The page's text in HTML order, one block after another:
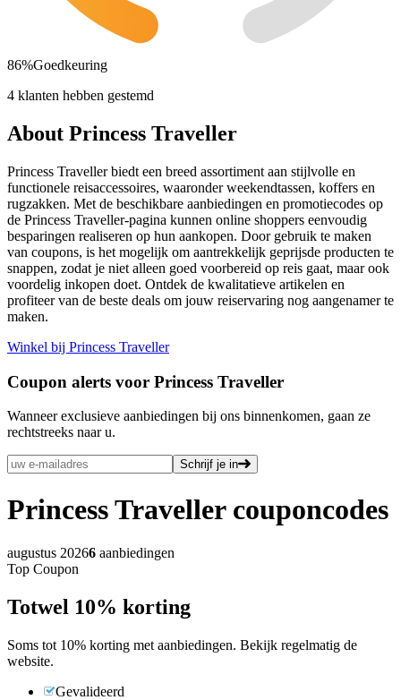
86%Goedkeuring
4 klanten hebben gestemd
About Princess Traveller
Princess Traveller biedt een breed assortiment aan stijlvolle en
functionele reisaccessoires, waaronder weekendtassen, koffers en
rugzakken. Met de beschikbare aanbiedingen en promotiecodes op
de Princess Traveller-pagina kunnen online shoppers eenvoudig
besparingen realiseren op hun aankopen. Door gebruik te maken
van coupons, is het mogelijk om aantrekkelijk geprijsde producten te
snappen, zodat je niet alleen goed voorbereid op reis gaat, maar ook
voordelig inkopen doet. Ontdek de kwalitatieve artikelen en
profiteer van de beste deals om jouw reiservaring nog aangenamer te
maken.
Winkel bij Princess Traveller
Coupon alerts voor Princess Traveller
Wanneer exclusieve aanbiedingen bij ons binnenkomen, gaan ze
rechtstreeks naar u.
Schrijf je in
Princess Traveller couponcodes
augustus 20266 aanbiedingen
Top Coupon
Totwel 10% korting
Soms tot 10% korting met aanbiedingen. Bekijk regelmatig de
website.
Gevalideerd